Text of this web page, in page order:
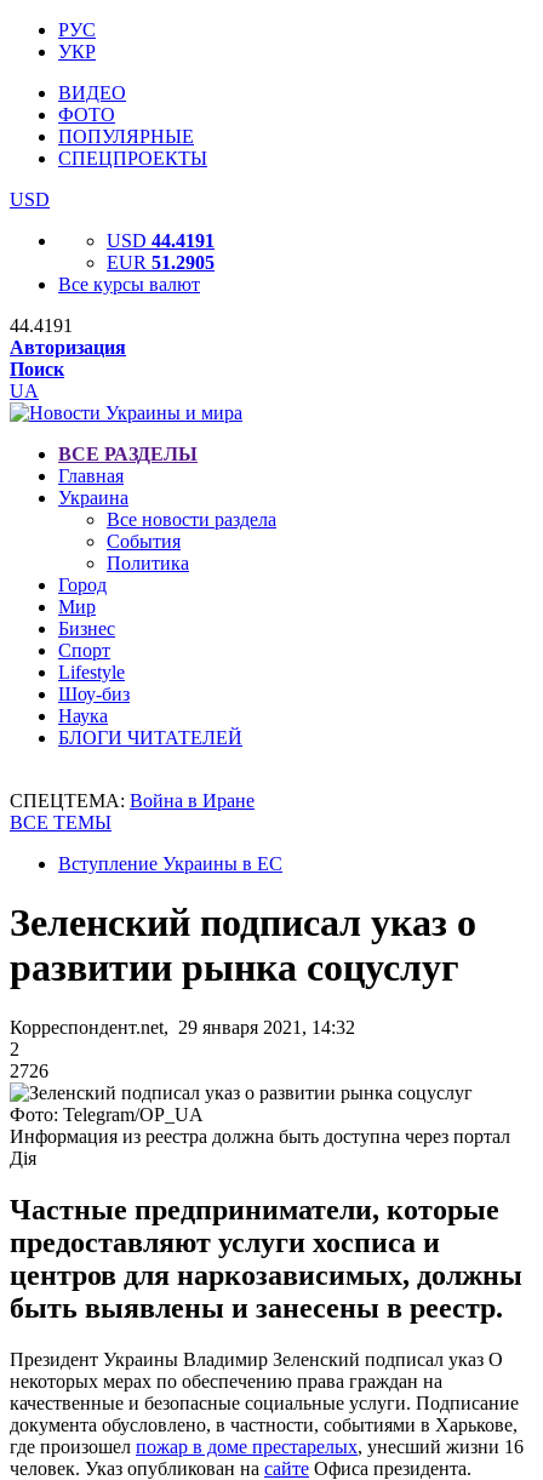
РУС
УКР
ВИДЕО
ФОТО
ПОПУЛЯРНЫЕ
СПЕЦПРОЕКТЫ
USD
USD 44.4191
EUR 51.2905
Все курсы валют
44.4191
Авторизация
Поиск
UA
ВСЕ РАЗДЕЛЫ
Главная
Украина
Все новости раздела
События
Политика
Город
Мир
Бизнес
Спорт
Lifestyle
Шоу-биз
Наука
БЛОГИ ЧИТАТЕЛЕЙ
СПЕЦТЕМА: Война в Иране
ВСЕ ТЕМЫ
Вступление Украины в ЕС
Зеленский подписал указ о
развитии рынка соцуслуг
Корреспондент.net, 29 января 2021, 14:32
2
2726
Фото: Telegram/OP_UA
Информация из реестра должна быть доступна через портал
Дія
Частные предприниматели, которые
предоставляют услуги хосписа и
центров для наркозависимых, должны
быть выявлены и занесены в реестр.
Президент Украины Владимир Зеленский подписал указ О
некоторых мерах по обеспечению права граждан на
качественные и безопасные социальные услуги. Подписание
документа обусловлено, в частности, событиями в Харькове,
где произошел пожар в доме престарелых, унесший жизни 16
человек. Указ опубликован на сайте Офиса президента.